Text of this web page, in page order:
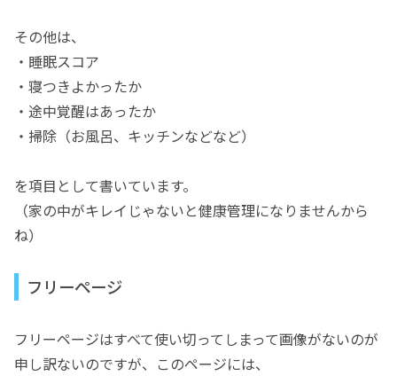
その他は、
・睡眠スコア
・寝つきよかったか
・途中覚醒はあったか
・掃除（お風呂、キッチンなどなど）
を項目として書いています。
（家の中がキレイじゃないと健康管理になりませんから
ね）
フリーページ
フリーページはすべて使い切ってしまって画像がないのが
申し訳ないのですが、このページには、